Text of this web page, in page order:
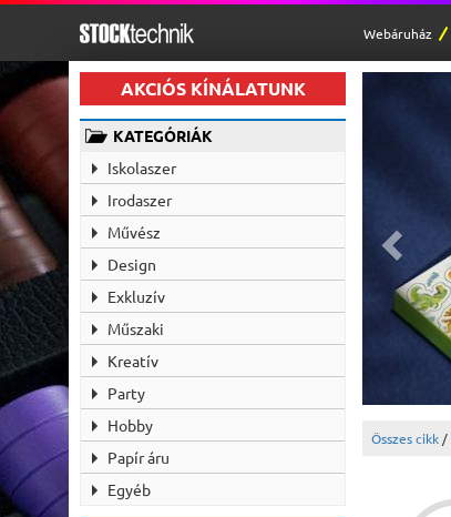
Webáruház
AKCIÓS KÍNÁLATUNK
KATEGÓRIÁK
Iskolaszer
Irodaszer
Művész
Design
Exkluzív
Műszaki
Kreatív
Party
Hobby
Papír áru
Egyéb
Összes cikk /